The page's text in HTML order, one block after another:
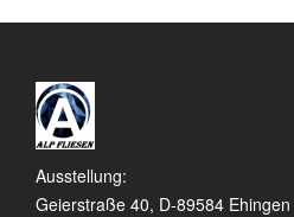
Ausstellung:
Geierstraße 40, D-89584 Ehingen